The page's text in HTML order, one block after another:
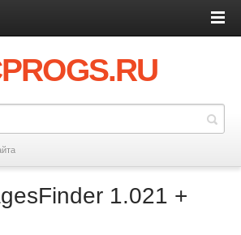
1.021 +